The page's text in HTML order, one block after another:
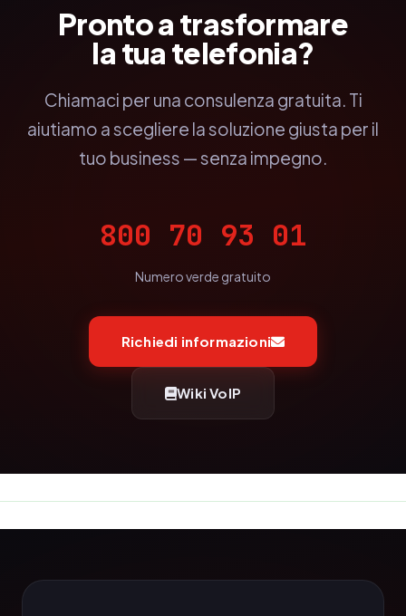
Pronto a trasformare
la tua telefonia?
Chiamaci per una consulenza gratuita. Ti
aiutiamo a scegliere la soluzione giusta per il
tuo business — senza impegno.
800 70 93 01
Numero verde gratuito
Richiedi informazioni
Wiki VoIP